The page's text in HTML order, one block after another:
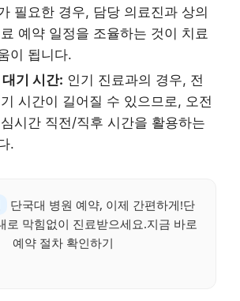
필요한 경우, 담당 의료진과 상의
예약 일정을 조율하는 것이 치료
이 됩니다.
기 시간: 인기 진료과의 경우, 전
시간이 길어질 수 있으므로, 오전
시간 직전/직후 시간을 활용하는
.
단국대 병원 예약, 이제 간편하게!단
로 막힘없이 진료받으세요.지금 바로
예약 절차 확인하기